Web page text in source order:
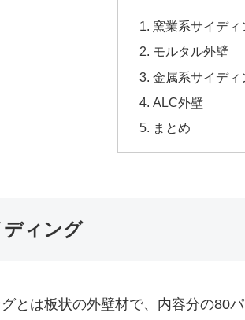
窯業系サイディ
モルタル外壁
金属系サイディ
ALC外壁
まとめ
ィング
とは板状の外壁材で、内容分の80